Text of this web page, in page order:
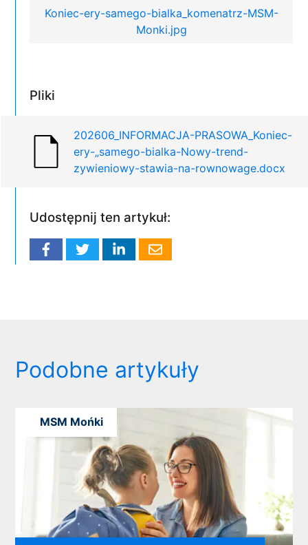
Koniec-ery-samego-bialka_komenatrz-MSM-
Monki.jpg
Pliki
202606_INFORMACJA-PRASOWA_Koniec-
ery-„samego-bialka-Nowy-trend-
zywieniowy-stawia-na-rownowage.docx
Udostępnij ten artykuł:
Podobne artykuły
MSM Mońki